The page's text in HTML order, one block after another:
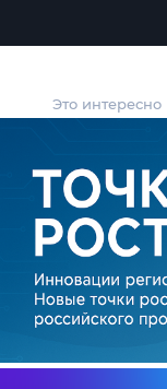
Это интересно